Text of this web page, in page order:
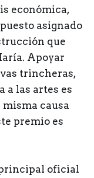
económica,
asignado
que
Apoyar
trincheras,
a las artes es
causa
premio es
oficial